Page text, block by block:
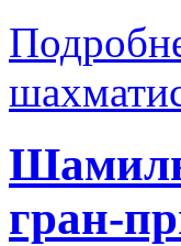
Шамиль
гран-